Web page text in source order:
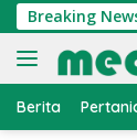
Langsung
ke
konten
Breaking
Nelayan,
Berita